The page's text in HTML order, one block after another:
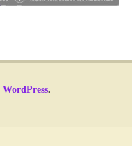
WordPress.